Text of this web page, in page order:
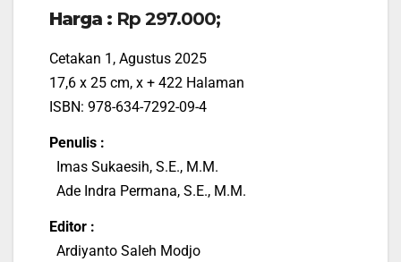
Harga : Rp 297.000;
Cetakan 1, Agustus 2025
17,6 x 25 cm, x + 422 Halaman
ISBN: 978-634-7292-09-4
Penulis :
Imas Sukaesih, S.E., M.M.
Ade Indra Permana, S.E., M.M.
Editor :
Ardiyanto Saleh Modjo